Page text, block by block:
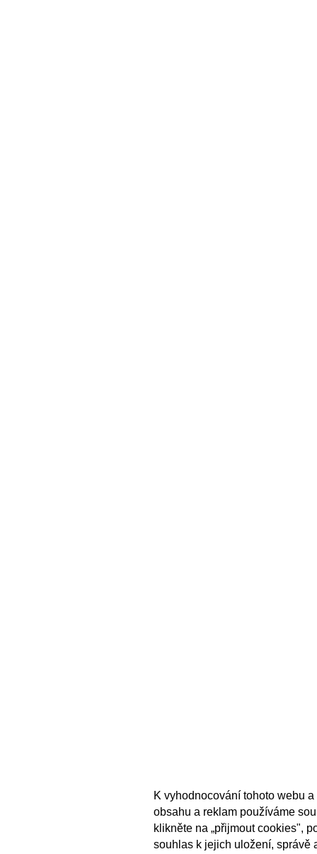
K vyhodnocování tohoto webu
obsahu a reklam používáme
klikněte na „přijmout cookies",
souhlas k jejich uložení, správě